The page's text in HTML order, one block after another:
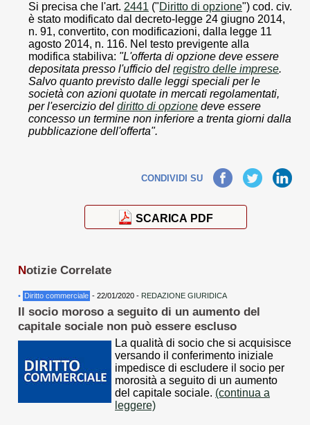
Si precisa che l'art. 2441 ("Diritto di opzione") cod. civ.
è stato modificato dal decreto-legge 24 giugno 2014,
n. 91, convertito, con modificazioni, dalla legge 11
agosto 2014, n. 116. Nel testo previgente alla
modifica stabiliva: "L'offerta di opzione deve essere
depositata presso l'ufficio del registro delle imprese.
Salvo quanto previsto dalle leggi speciali per le
società con azioni quotate in mercati regolamentati,
per l'esercizio del diritto di opzione deve essere
concesso un termine non inferiore a trenta giorni dalla
pubblicazione dell'offerta".
CONDIVIDI SUFacebook TwitterLinkedIn
SCARICA PDF
Notizie Correlate
• Diritto commerciale - 22/01/2020 - REDAZIONE GIURIDICA
Il socio moroso a seguito di un aumento del
capitale sociale non può essere escluso
La qualità di socio che si acquisisce
versando il conferimento iniziale
impedisce di escludere il socio per
morosità a seguito di un aumento
del capitale sociale. (continua a
leggere)